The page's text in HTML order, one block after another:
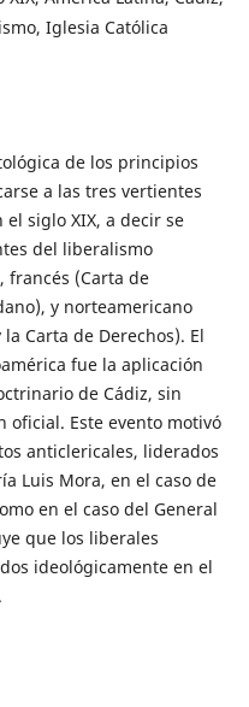
Iglesia Católica
de los principios
a las tres vertientes
siglo XIX, a decir se
del liberalismo
francés (Carta de
y norteamericano
Carta de Derechos). El
fue la aplicación
de Cádiz, sin
Este evento motivó
anticlericales, liderados
Luis Mora, en el caso de
en el caso del General
que los liberales
ideológicamente en el